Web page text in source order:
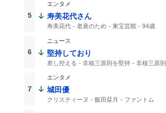
5
エンタメ
寿美花代さん
寿美花代 老衰のため 東宝芸能
94歳
最期の最期まで...
6
ニュース
堅持しており
差し控える 非核三原則を堅持
非核三原則
被爆国として
7
エンタメ
城田優
クリスティーヌ 飯田栞月
ファントム